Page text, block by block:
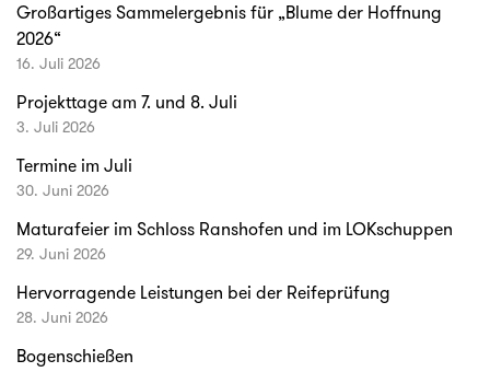
Großartiges Sammelergebnis für „Blume der Hoffnung
2026“
16. Juli 2026
Projekttage am 7. und 8. Juli
3. Juli 2026
Termine im Juli
30. Juni 2026
Maturafeier im Schloss Ranshofen und im LOKschuppen
29. Juni 2026
Hervorragende Leistungen bei der Reifeprüfung
28. Juni 2026
Bogenschießen